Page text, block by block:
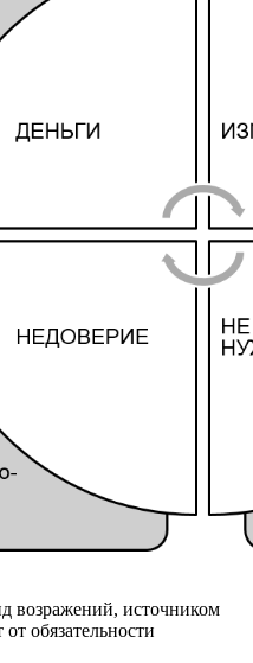
возражений, источником
обязательности